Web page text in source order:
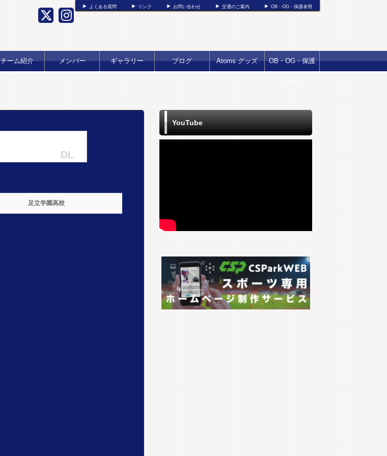
よくある質問 リンク お問い合わせ 交通のご案内 OB・OG・保護者用
チーム紹介 メンバー ギャラリー ブログ Atoms グッズ OB・OG・保護
DL
足立学園高校
YouTube